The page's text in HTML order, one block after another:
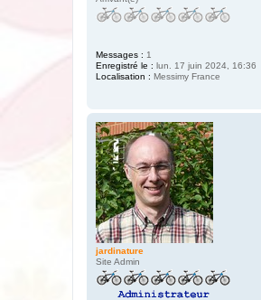
Messages : 1
Enregistré le : lun. 17 juin 2024, 16:36
Localisation : Messimy France
jardinature
Site Admin